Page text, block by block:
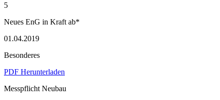
5
Neues EnG in Kraft ab*
01.04.2019
Besonderes
PDF Herunterladen
Messpflicht Neubau